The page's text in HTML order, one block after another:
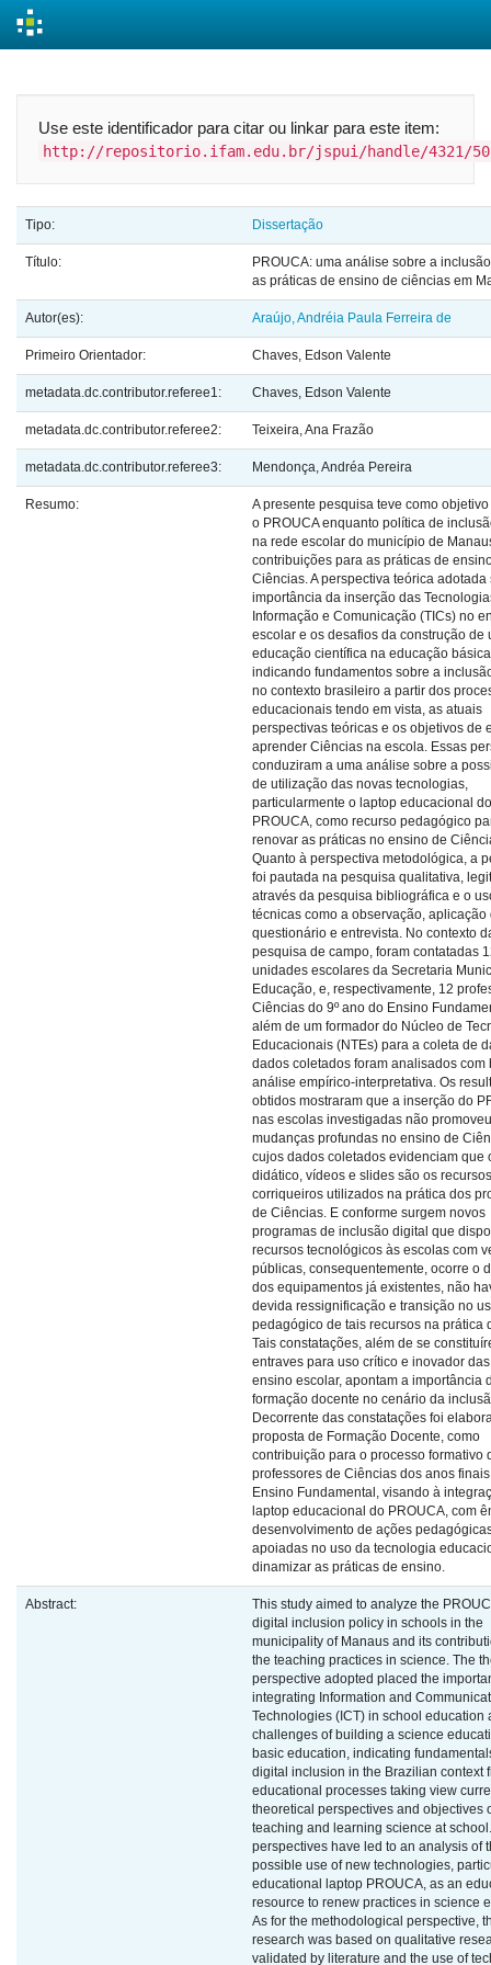
Use este identificador para citar ou linkar para este item:
http://repositorio.ifam.edu.br/jspui/handle/4321/50
Tipo: Dissertação
Título:
PROUCA: uma análise sobre a
as práticas de ensino de ciências em
Autor(es): Araújo, Andréia Paula Ferreira de
Primeiro Orientador: Chaves, Edson Valente
metadata.dc.contributor.referee1: Chaves, Edson Valente
metadata.dc.contributor.referee2: Teixeira, Ana Frazão
metadata.dc.contributor.referee3: Mendonça, Andréa Pereira
Resumo:
A presente pesquisa teve como
o PROUCA enquanto política de
na rede escolar do município de
contribuições para as práticas de
Ciências. A perspectiva teórica adotada
importância da inserção das
Informação e Comunicação (TICs) no
escolar e os desafios da construção de
educação científica na educação
indicando fundamentos sobre a
no contexto brasileiro a partir dos
educacionais tendo em vista, as atuais
perspectivas teóricas e os objetivos de
aprender Ciências na escola. Essas
conduziram a uma análise sobre a
de utilização das novas tecnologias,
particularmente o laptop educacional do
PROUCA, como recurso pedagógico
renovar as práticas no ensino de
Quanto à perspectiva metodológica, a
foi pautada na pesquisa qualitativa,
através da pesquisa bibliográfica e o
técnicas como a observação, aplicação
questionário e entrevista. No contexto
pesquisa de campo, foram contatadas
unidades escolares da Secretaria
Educação, e, respectivamente, 12
Ciências do 9º ano do Ensino
além de um formador do Núcleo de
Educacionais (NTEs) para a coleta de
dados coletados foram analisados com
análise empírico-interpretativa. Os
obtidos mostraram que a inserção do
nas escolas investigadas não promoveu
mudanças profundas no ensino de
cujos dados coletados evidenciam que
didático, vídeos e slides são os
corriqueiros utilizados na prática dos
de Ciências. E conforme surgem novos
programas de inclusão digital que
recursos tecnológicos às escolas com
públicas, consequentemente, ocorre o
dos equipamentos já existentes, não
devida ressignificação e transição no
pedagógico de tais recursos na prática
Tais constatações, além de se
entraves para uso crítico e inovador
ensino escolar, apontam a importância
formação docente no cenário da
Decorrente das constatações foi
proposta de Formação Docente, como
contribuição para o processo formativo
professores de Ciências dos anos
Ensino Fundamental, visando à
laptop educacional do PROUCA, com
desenvolvimento de ações
apoiadas no uso da tecnologia
dinamizar as práticas de ensino.
Abstract:
This study aimed to analyze the
digital inclusion policy in schools in the
municipality of Manaus and its
the teaching practices in science. The
perspective adopted placed the
integrating Information and
Technologies (ICT) in school education
challenges of building a science
basic education, indicating
digital inclusion in the Brazilian context
educational processes taking view
theoretical perspectives and objectives
teaching and learning science at
perspectives have led to an analysis of
possible use of new technologies,
educational laptop PROUCA, as an
resource to renew practices in science
As for the methodological perspective,
research was based on qualitative
validated by literature and the use of